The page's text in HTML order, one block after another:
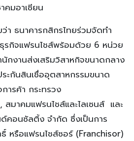
คมอาเซียน
า ธนาคารกสิกรไทยร่วมจัดทำ
รกิจแฟรนไชส์พร้อมด้วย 6 หน่วย
กงานส่งเสริมวิสาหกิจขนาดกลาง
ะกันสินเชื่ออุตสาหกรรมขนาด
รค้า กระทรวง
มาคมแฟรนไชส์และไลเซนส์ และ
คอนซัลติ้ง จำกัด ซึ่งเป็นการ
หรือแฟรนไชส์ซอร์ (Franchisor)